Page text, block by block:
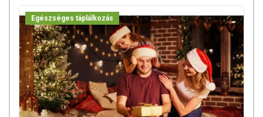
hogy ennek ellenére a webshopon szereplő adatok (beleértve a
termékfotókat, tápérték-, összetétel-, és allergén információkat is) csak
tájékoztató jellegűek, a tényleges értékek eltérhetnek az élelmiszerek
természetéből adódóan. A friss, aktuális információkat a termékek
csomagolásán találják meg.
Egészséges táplálkozás